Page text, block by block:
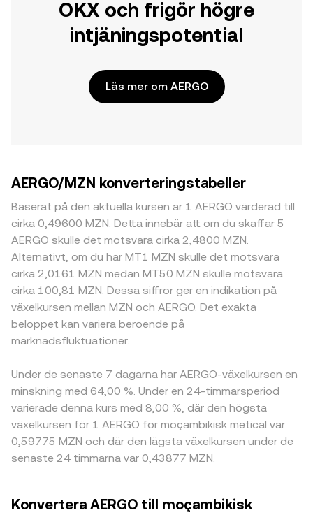
OKX och frigör högre
intjäningspotential
Läs mer om AERGO
AERGO/MZN konverteringstabeller
Baserat på den aktuella kursen är 1 AERGO värderad till
cirka 0,49600 MZN. Detta innebär att om du skaffar 5
AERGO skulle det motsvara cirka 2,4800 MZN.
Alternativt, om du har MT1 MZN skulle det motsvara
cirka 2,0161 MZN medan MT50 MZN skulle motsvara
cirka 100,81 MZN. Dessa siffror ger en indikation på
växelkursen mellan MZN och AERGO. Det exakta
beloppet kan variera beroende på
marknadsfluktuationer.
Under de senaste 7 dagarna har AERGO-växelkursen en
minskning med 64,00 %. Under en 24-timmarsperiod
varierade denna kurs med 8,00 %, där den högsta
växelkursen för 1 AERGO för moçambikisk metical var
0,59775 MZN och där den lägsta växelkursen under de
senaste 24 timmarna var 0,43877 MZN.
Konvertera AERGO till moçambikisk